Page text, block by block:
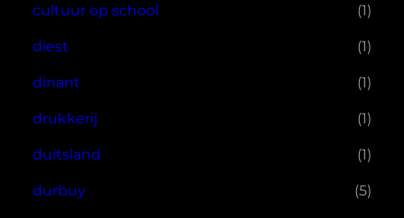
cultuur op school (1)
diest (1)
dinant (1)
drukkerij (1)
duitsland (1)
durbuy (5)